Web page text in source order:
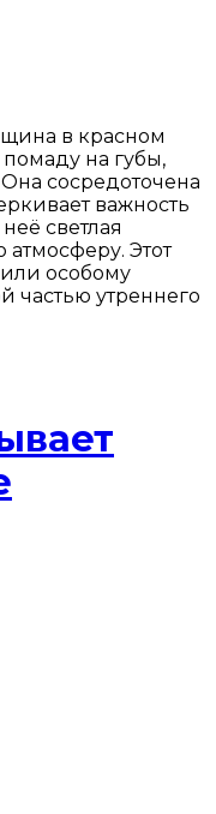
в красном
на губы,
сосредоточена
важность
светлая
Этот
особому
частью утреннего